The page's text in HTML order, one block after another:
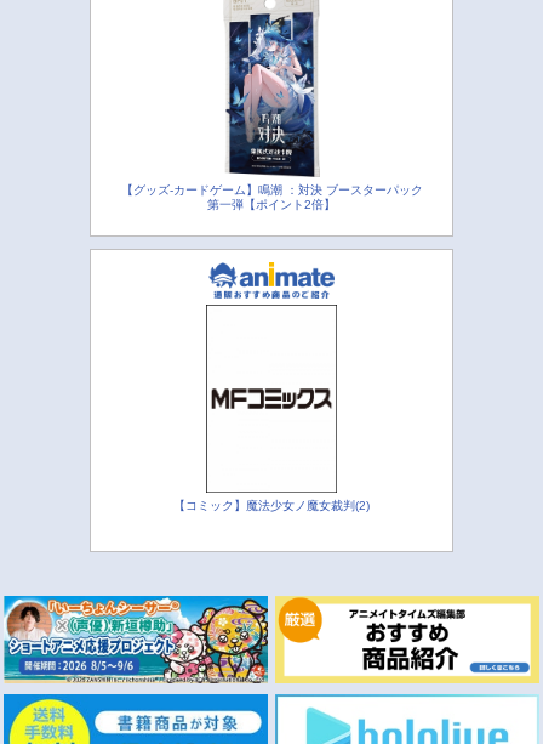
【グッズ-カードゲーム】鳴潮 ：対決 ブースターパック
第一弾【ポイント2倍】
【コミック】魔法少女ノ魔女裁判(2)